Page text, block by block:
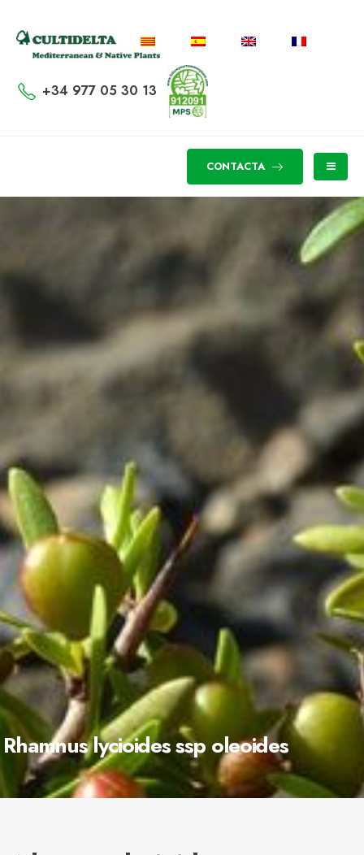
+34 977 05 30 13
CONTACTA
Rhamnus lycioides ssp oleoides